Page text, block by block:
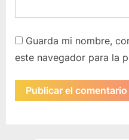
Guarda mi nombre,
este navegador para la